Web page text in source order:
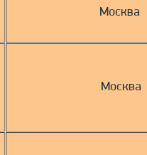
Москва
Москва